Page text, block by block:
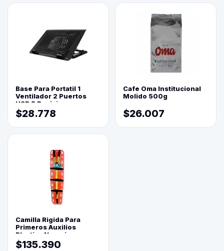
Base Para Portatil 1
Ventilador 2 Puertos
USB 5 Posiciones
$28.778
Cafe Oma Institucional
Molido 500g
$26.007
Camilla Rigida Para
Primeros Auxilios
Plastica Naranja
$135.390